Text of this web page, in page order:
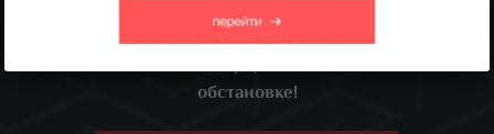
руководством преподавателя.
Записывайтесь на практикум и прокачивайте
свои навыки в комфортной и безопасной
обстановке!